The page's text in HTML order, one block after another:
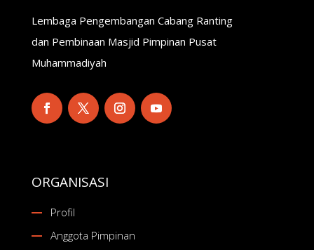
Lembaga Pengembangan Cabang Ranting
dan Pembinaan Masjid Pimpinan Pusat
Muhammadiyah
ORGANISASI
Profil
Anggota Pimpinan